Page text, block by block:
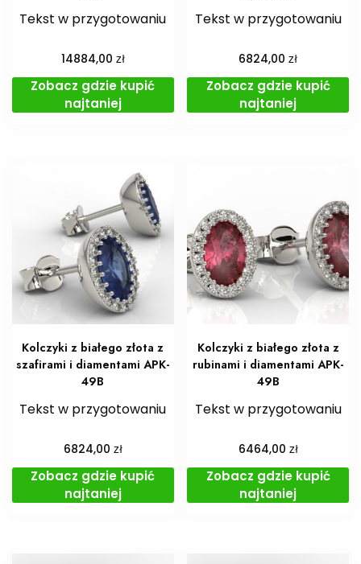
Tekst w przygotowaniu
14884,00 zł
Zobacz gdzie kupić
najtaniej
Tekst w przygotowaniu
6824,00zł
Zobacz gdzie kupić
najtaniej
Kolczyki z białego złota z
szafirami i diamentami APK-
49B
Tekst w przygotowaniu
6824,00 zł
Zobacz gdzie kupić
najtaniej
Kolczyki z białego złota z
rubinami i diamentami APK-
49B
Tekst w przygotowaniu
6464,00 zł
Zobacz gdzie kupić
najtaniej